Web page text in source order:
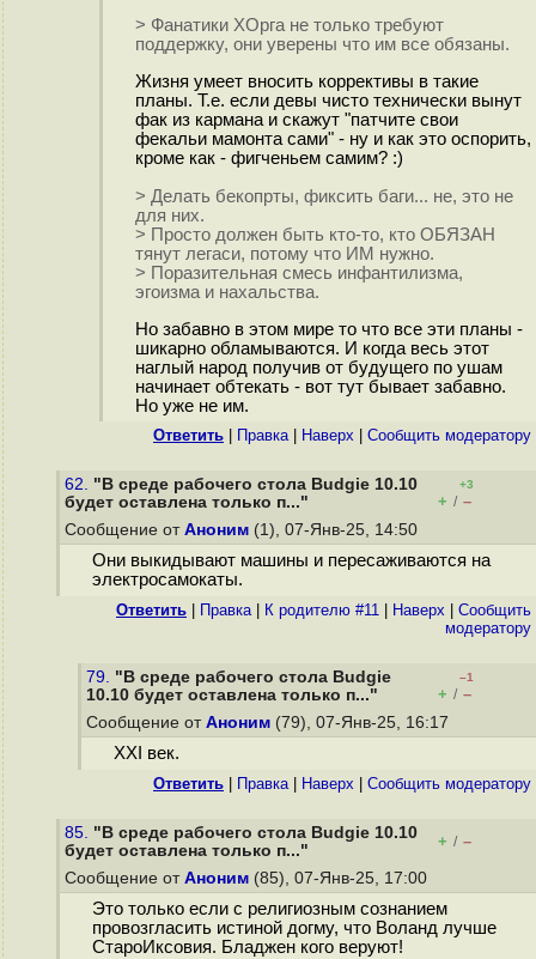
> Фанатики ХОрга не только требуют
поддержку, они уверены что им все обязаны.
Жизня умеет вносить коррективы в такие
планы. Т.е. если девы чисто технически вынут
фак из кармана и скажут "патчите свои
фекальи мамонта сами" - ну и как это оспорить,
кроме как - фигченьем самим? :)
> Делать бекопрты, фиксить баги... не, это не
для них.
> Просто должен быть кто-то, кто ОБЯЗАН
тянут легаси, потому что ИМ нужно.
> Поразительная смесь инфантилизма,
эгоизма и нахальства.
Но забавно в этом мире то что все эти планы -
шикарно обламываются. И когда весь этот
наглый народ получив от будущего по ушам
начинает обтекать - вот тут бывает забавно.
Но уже не им.
Ответить Правка| Наверх Cообщить модератору
62. "В среде рабочего стола Budgie 10.10
будет оставлена только п..."
+3
+ / –
Сообщение от Аноним (1), 07-Янв-25, 14:50
Они выкидывают машины и пересаживаются на
электросамокаты.
Ответить Правка| К родителю #11 Наверх
Cообщить
модератору
79. "В среде рабочего стола Budgie
10.10 будет оставлена только п..."
–1
+ / –
Сообщение от Аноним (79), 07-Янв-25, 16:17
XXI век.
Ответить Правка| Наверх Cообщить модератору
85. "В среде рабочего стола Budgie 10.10
будет оставлена только п..."
+ / –
Сообщение от Аноним (85), 07-Янв-25, 17:00
Это только если с религиозным сознанием
провозгласить истиной догму, что Воланд лучше
СтароИксовия. Бладжен кого веруют!